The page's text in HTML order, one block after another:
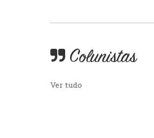
Colunistas
Ver tudo